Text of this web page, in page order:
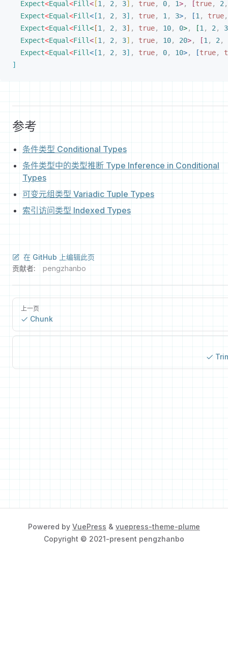
Expect<Equal<Fill< [1 , 2 , 3] , true, 0, 1>, [true, 2 ,
Expect<Equal<Fill< [1 , 2 , 3] , true, 1 , 3>, [1 , true,
Expect<Equal<Fill< [1 , 2 , 3] , true, 10, 0>, [1 , 2 ,
3
Expect<Equal<Fill< [1 , 2 , 3] , true, 10, 20>, [1 , 2 ,
Expect<Equal<Fill< [1 , 2 , 3] , true, 0, 10>, [true,
]
参考
条件类型 Conditional Types
条件类型中的类型推断 Type Inference in Conditional
Types
可变元组类型 Variadic Tuple Types
索引访问类型 Indexed Types
在 GitHub 上编辑此页
贡献者:
pengzhanbo
上一页
Chunk
Powered by VuePress & vuepress-theme-plume
Copyright © 2021-present pengzhanbo